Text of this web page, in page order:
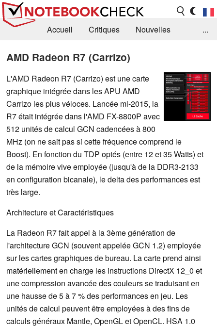
Accueil Critiques
Nouvelles
...
AMD Radeon R7 (Carrizo)
L'AMD Radeon R7 (Carrizo) est une carte
graphique intégrée dans les APU AMD
Carrizo les plus véloces. Lancée mi-2015, la
R7 était intégrée dans l'AMD FX-8800P avec
512 unités de calcul GCN cadencées à 800
MHz (on ne sait pas si cette fréquence comprend le
Boost). En fonction du TDP optés (entre 12 et 35 Watts) et
de la mémoire vive employée (jusqu'à de la DDR3-2133
en configuration bicanale), le delta des performances est
très large.
Architecture et Caractéristiques
La Radeon R7 fait appel à la 3ème génération de
l'architecture GCN (souvent appelée GCN 1.2) employée
sur les cartes graphiques de bureau. La carte prend ainsi
matériellement en charge les instructions DirectX 12_0 et
une compression avancée des couleurs se traduisant en
une hausse de 5 à 7 % des performances en jeu. Les
unités de calcul peuvent être employées à des fins de
calculs généraux Mantle, OpenGL et OpenCL. HSA 1.0